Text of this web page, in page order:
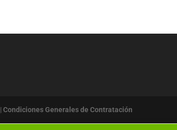
|Condiciones Generales de Contratación